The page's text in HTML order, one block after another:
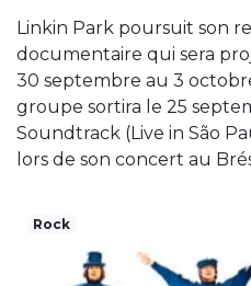
Linkin Park poursuit son
documentaire qui sera
30 septembre au 3
groupe sortira le 25
Soundtrack (Live in São
lors de son concert au
Rock